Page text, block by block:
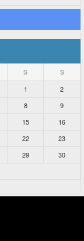
S S
1
2
8
9
15
16
22
23
29
30